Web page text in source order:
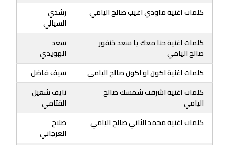
كلمات اغنية ماودي اغيب صالح اليامي
رشدي
السيالي
كلمات اغنية حنا معك يا سعد خنفور
صالح اليامي
سعد
الهويدي
كلمات اغنية اكون او اكون صالح اليامي
سيف فاضل
كلمات اغنية اشرقت شمسك صالح
اليامي
نايف شعيل
القثامي
كلمات اغنية محمد الثاني صالح اليامي
صلاح
العرجاني